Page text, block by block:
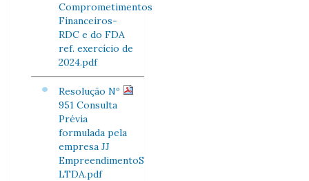
Comprometimentos
Financeiros-
RDC e do FDA
ref. exercício de
2024.pdf
Resolução Nº
951 Consulta
Prévia
formulada pela
empresa JJ
EmpreendimentoS
LTDA.pdf